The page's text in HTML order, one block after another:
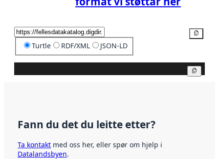
Turtle RDF/XML JSON-LD
Fann du det du leitte etter?
Ta kontakt med oss her, eller spør om hjelp i
Datalandsbyen.